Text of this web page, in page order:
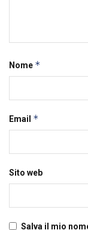
Nome *
Email *
Sito web
Salva il mio